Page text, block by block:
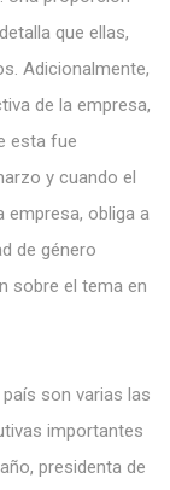
que ellas,
Adicionalmente,
de la empresa,
esta fue
y cuando el
empresa, obliga a
de género
sobre el tema en
son varias las
importantes
presidenta de